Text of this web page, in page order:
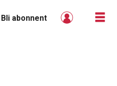
Bli abonnent